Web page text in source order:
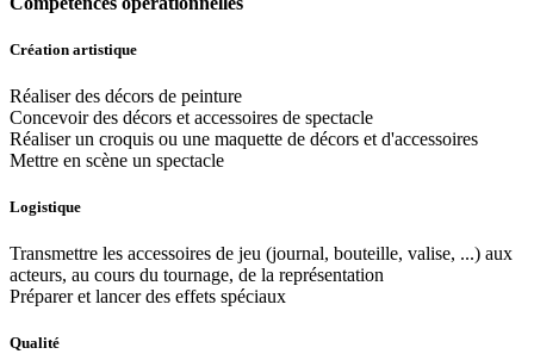
Création artistique
Réaliser des décors de peinture
Concevoir des décors et accessoires de spectacle
Réaliser un croquis ou une maquette de décors et d'accessoires
Mettre en scène un spectacle
Logistique
Transmettre les accessoires de jeu (journal, bouteille, valise, ...) aux
acteurs, au cours du tournage, de la représentation
Préparer et lancer des effets spéciaux
Qualité